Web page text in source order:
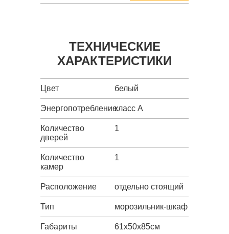
ТЕХНИЧЕСКИЕ
ХАРАКТЕРИСТИКИ
Цвет белый
Энергопотреблениекласс A
Количество
дверей
1
Количество
камер
1
Расположение отдельно стоящий
Тип морозильник-шкаф
Габариты 61х50х85см